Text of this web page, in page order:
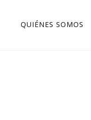
QUIÉNES SOMOS